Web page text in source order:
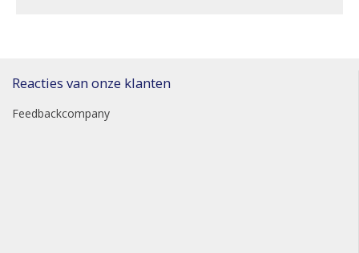
Reacties van onze klanten
Feedbackcompany